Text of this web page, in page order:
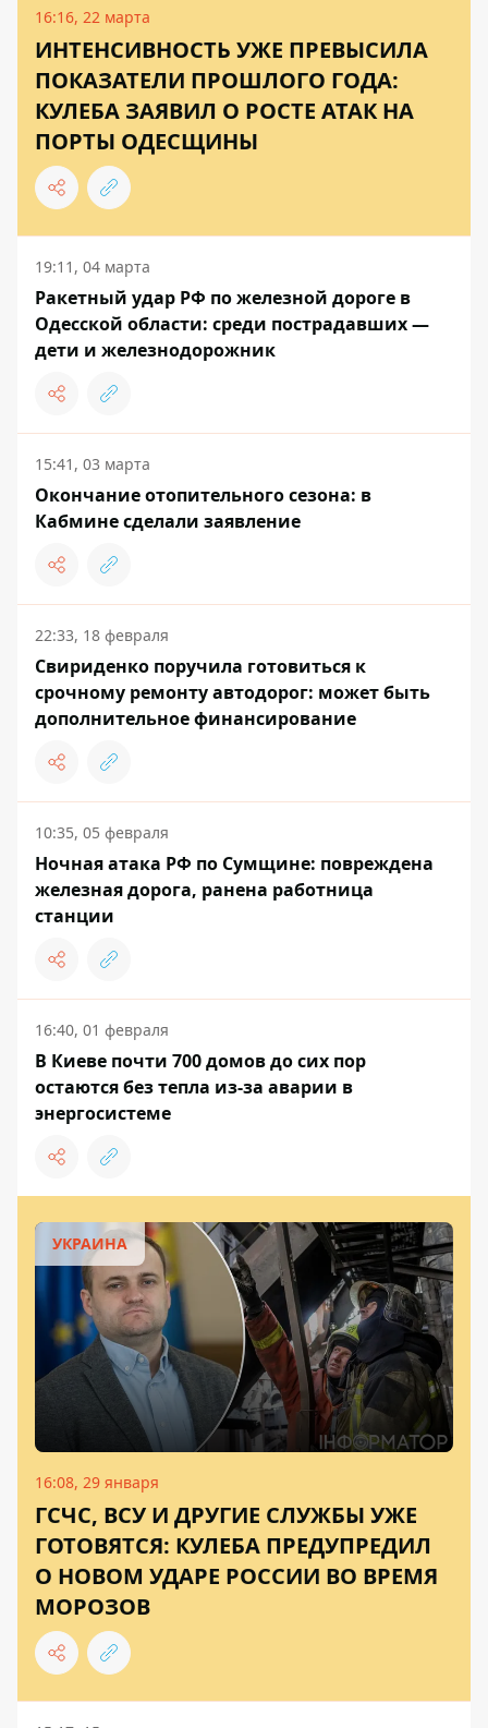
16:16, 22 марта
ИНТЕНСИВНОСТЬ УЖЕ ПРЕВЫСИЛА
ПОКАЗАТЕЛИ ПРОШЛОГО ГОДА:
КУЛЕБА ЗАЯВИЛ О РОСТЕ АТАК НА
ПОРТЫ ОДЕСЩИНЫ
19:11, 04 марта
Ракетный удар РФ по железной дороге в
Одесской области: среди пострадавших —
дети и железнодорожник
15:41, 03 марта
Окончание отопительного сезона: в
Кабмине сделали заявление
22:33, 18 февраля
Свириденко поручила готовиться к
срочному ремонту автодорог: может быть
дополнительное финансирование
10:35, 05 февраля
Ночная атака РФ по Сумщине: повреждена
железная дорога, ранена работница
станции
16:40, 01 февраля
В Киеве почти 700 домов до сих пор
остаются без тепла из-за аварии в
энергосистеме
УКРАИНА
16:08, 29 января
ГСЧС, ВСУ И ДРУГИЕ СЛУЖБЫ УЖЕ
ГОТОВЯТСЯ: КУЛЕБА ПРЕДУПРЕДИЛ
О НОВОМ УДАРЕ РОССИИ ВО ВРЕМЯ
МОРОЗОВ